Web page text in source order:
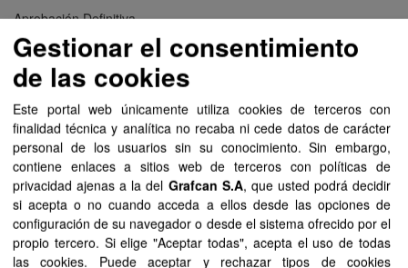
Aprobación Definitiva...
Aprobación Definitiva...
Aprobación Definitiva...
Aprobación Definitiva...
Aprobación Definitiva...
Aprobación Definitiva...
Gestionar el consentimiento
de las cookies
Este portal web únicamente utiliza cookies de terceros con
finalidad técnica y analítica no recaba ni cede datos de carácter
personal de los usuarios sin su conocimiento. Sin embargo,
contiene enlaces a sitios web de terceros con políticas de
privacidad ajenas a la del Grafcan S.A, que usted podrá decidir
si acepta o no cuando acceda a ellos desde las opciones de
configuración de su navegador o desde el sistema ofrecido por el
propio tercero. Si elige "Aceptar todas", acepta el uso de todas
las cookies. Puede aceptar y rechazar tipos de cookies